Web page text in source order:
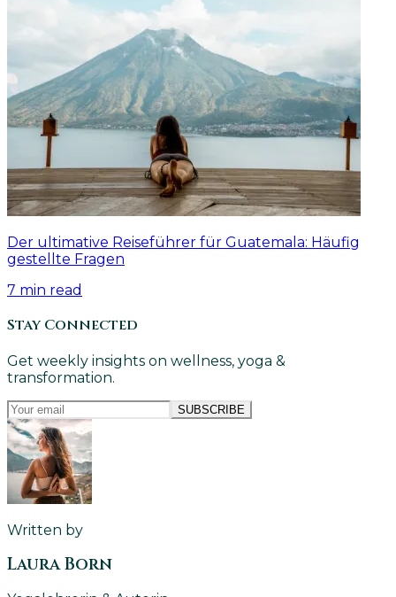
Der ultimative Reiseführer für Guatemala: Häufig
gestellte Fragen
7 min read
Stay Connected
Get weekly insights on wellness, yoga &
transformation.
SUBSCRIBE
Written by
Laura Born